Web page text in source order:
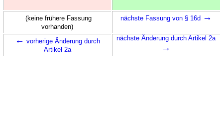
(keine frühere Fassung
vorhanden)
nächste Fassung von § 16d →
← vorherige Änderung durch
Artikel 2a
nächste Änderung durch Artikel 2a
→